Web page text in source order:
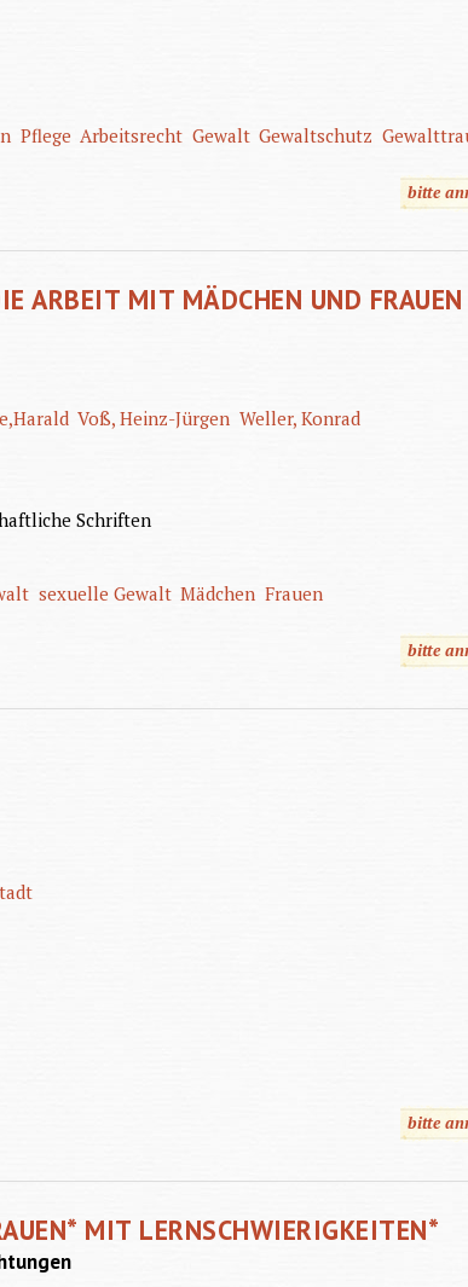
Pflege Arbeitsrecht Gewalt Gewaltschutz
bitte
ARBEIT MIT MÄDCHEN UND
Voß, Heinz-Jürgen Weller, Konrad
Schriften
sexuelle Gewalt Mädchen Frauen
bitte
bitte
MIT LERNSCHWIERIGKEITEN*